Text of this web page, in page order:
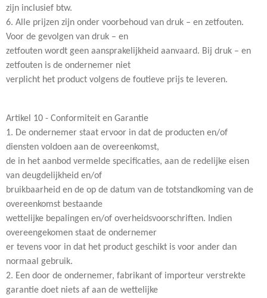
zijn inclusief btw.
6. Alle prijzen zijn onder voorbehoud van druk – en zetfouten.
Voor de gevolgen van druk – en
zetfouten wordt geen aansprakelijkheid aanvaard. Bij druk – en
zetfouten is de ondernemer niet
verplicht het product volgens de foutieve prijs te leveren.
Artikel 10 - Conformiteit en Garantie
1. De ondernemer staat ervoor in dat de producten en/of
diensten voldoen aan de overeenkomst,
de in het aanbod vermelde specificaties, aan de redelijke eisen
van deugdelijkheid en/of
bruikbaarheid en de op de datum van de totstandkoming van de
overeenkomst bestaande
wettelijke bepalingen en/of overheidsvoorschriften. Indien
overeengekomen staat de ondernemer
er tevens voor in dat het product geschikt is voor ander dan
normaal gebruik.
2. Een door de ondernemer, fabrikant of importeur verstrekte
garantie doet niets af aan de wettelijke